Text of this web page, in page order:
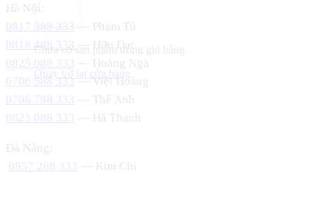
Chưa có sản phẩm trong giỏ hàng.
Quay trở lại cửa hàng
Hà Nội:
0817 388 333
— Phạm Tú
0818 488 333
— Hữu Đạt
0825 088 333
— Hoàng Nga
0706 588 333— Việt Hoàng
0706 788 333
— Thế Anh
0823 088 333
— Hà Thanh
Đà Nẵng:
0857 288 333
— Kim Chi